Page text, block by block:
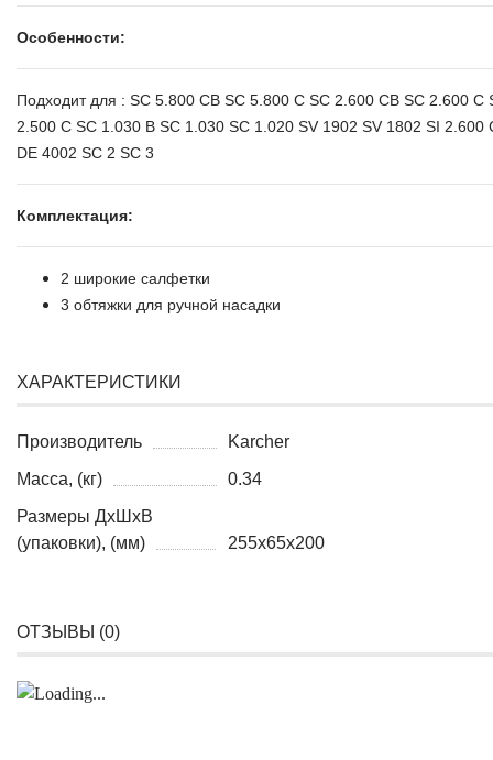
Особенности:
Подходит для : SC 5.800 CB SC 5.800 C SC 2.600 CB SC 2.600 C
2.500 C SC 1.030 B SC 1.030 SC 1.020 SV 1902 SV 1802 SI 2.600
DE 4002 SC 2 SC 3
Комплектация:
2 широкие салфетки
3 обтяжки для ручной насадки
ХАРАКТЕРИСТИКИ
Производитель
Karcher
Масса, (кг)
0.34
Размеры ДхШхВ
(упаковки), (мм)
255x65x200
ОТЗЫВЫ (0)